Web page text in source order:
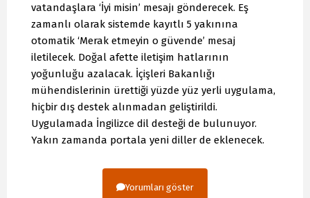
vatandaşlara ‘İyi misin’ mesajı gönderecek. Eş
zamanlı olarak sistemde kayıtlı 5 yakınına
otomatik ‘Merak etmeyin o güvende’ mesaj
iletilecek. Doğal afette iletişim hatlarının
yoğunluğu azalacak. İçişleri Bakanlığı
mühendislerinin ürettiği yüzde yüz yerli uygulama,
hiçbir dış destek alınmadan geliştirildi.
Uygulamada İngilizce dil desteği de bulunuyor.
Yakın zamanda portala yeni diller de eklenecek.
Yorumları göster